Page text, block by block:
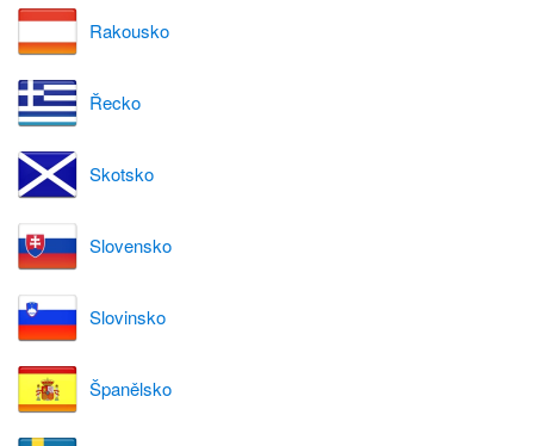
Rakousko
Řecko
Skotsko
Slovensko
Slovinsko
Španělsko